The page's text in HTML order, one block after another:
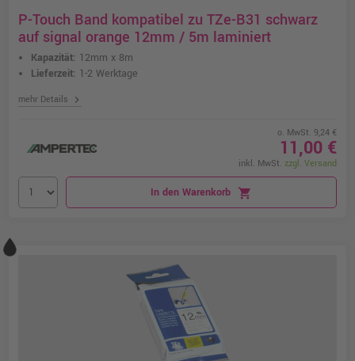
P-Touch Band kompatibel zu TZe-B31 schwarz
auf signal orange 12mm / 5m laminiert
Kapazität: 12mm x 8m
Lieferzeit: 1-2 Werktage
mehr Details chevron_right
o. MwSt. 9,24 €
11,00 €
inkl. MwSt. zzgl. Versand
In den Warenkorb shopping_cart